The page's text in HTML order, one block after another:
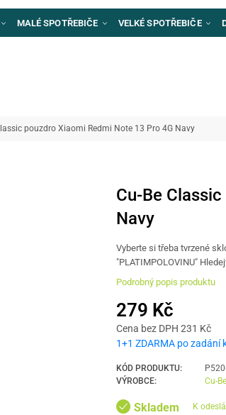
MALÉ SPOTŘEBIČE VELKÉ SPOTŘEBIČE
pouzdro Xiaomi Redmi Note 13 Pro 4G Navy
Cu-Be
Navy
Vyberte si třeba tvrzené
"PLATIMPOLOVINU"
Podrobný popis produktu
279 Kč
Cena bez DPH 231 Kč
1+1 ZDARMA po zadání
KÓD PRODUKTU:
VÝROBCE:
Cu-Be
Skladem k